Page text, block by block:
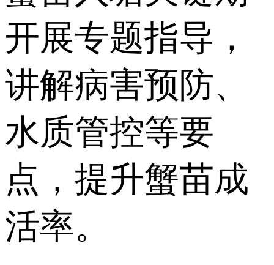
开展专题指导，
讲解病害预防、
水质管控等要
点，提升蟹苗成
活率。